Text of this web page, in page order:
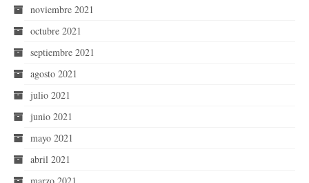
noviembre 2021
octubre 2021
septiembre 2021
agosto 2021
julio 2021
junio 2021
mayo 2021
abril 2021